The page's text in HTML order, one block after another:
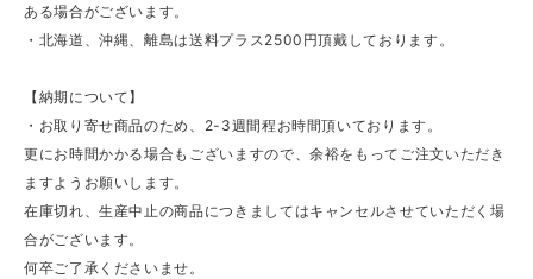
ある場合がございます。
・北海道、沖縄、離島は送料プラス2500円頂戴しております。
【納期について】
・お取り寄せ商品のため、2-3週間程お時間頂いております。
更にお時間かかる場合もございますので、余裕をもってご注文いただき
ますようお願いします。
在庫切れ、生産中止の商品につきましてはキャンセルさせていただく場
合がございます。
何卒ご了承くださいませ。